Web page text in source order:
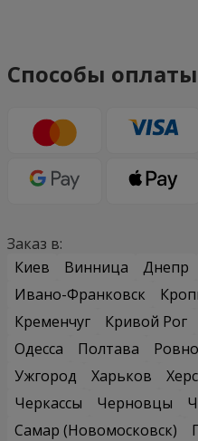
Способы оплаты
Заказ в:
Киев
Винница Днепр
Ивано-Франковск
Кременчуг
Кривой Рог
Одесса
Полтава Ровно
Ужгород
Харьков
Черкассы
Черновцы
Самар (Новомосковск)